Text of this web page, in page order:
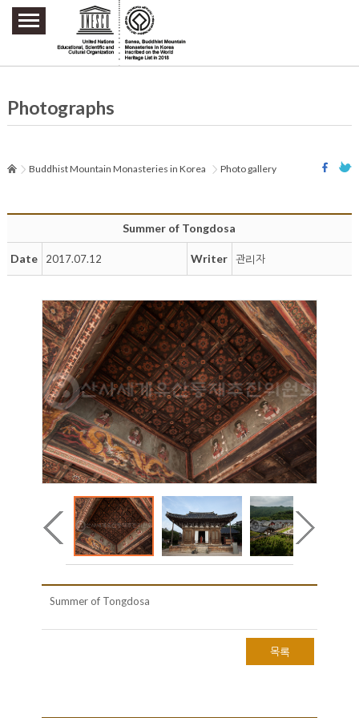
주요메뉴 바로가기
본문 바로가기
하단메뉴 바로가기
Photographs
Buddhist Mountain Monasteries in Korea Photo gallery
Summer of Tongdosa
Date 2017.07.12 Writer 관리자
Summer of Tongdosa
목록